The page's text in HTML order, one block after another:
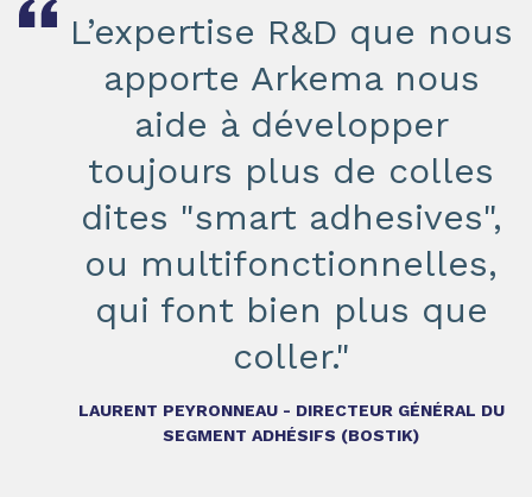
L’expertise R&D que nous
apporte Arkema nous
aide à développer
toujours plus de colles
dites "smart adhesives",
ou multifonctionnelles,
qui font bien plus que
coller."
LAURENT PEYRONNEAU - DIRECTEUR GÉNÉRAL DU
SEGMENT ADHÉSIFS (BOSTIK)